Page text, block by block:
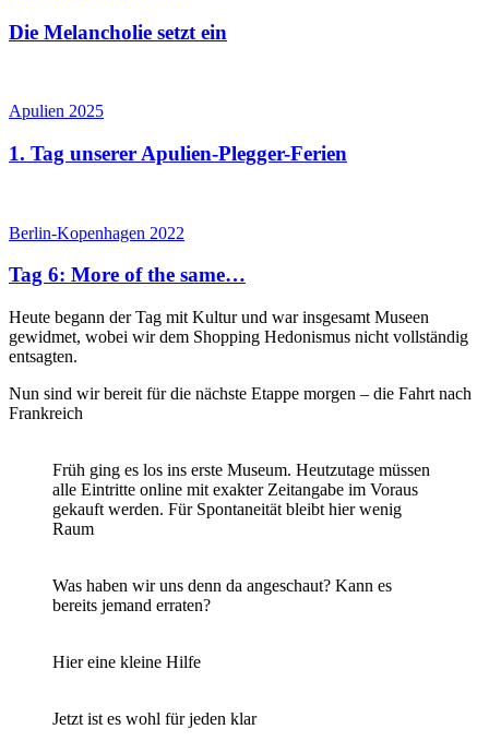
Die Melancholie setzt ein
Apulien 2025
1. Tag unserer Apulien-Plegger-Ferien
Berlin-Kopenhagen 2022
Tag 6: More of the same…
Heute begann der Tag mit Kultur und war insgesamt Museen
gewidmet, wobei wir dem Shopping Hedonismus nicht vollständig
entsagten.
Nun sind wir bereit für die nächste Etappe morgen – die Fahrt nach
Frankreich
Früh ging es los ins erste Museum. Heutzutage müssen
alle Eintritte online mit exakter Zeitangabe im Voraus
gekauft werden. Für Spontaneität bleibt hier wenig
Raum
Was haben wir uns denn da angeschaut? Kann es
bereits jemand erraten?
Hier eine kleine Hilfe
Jetzt ist es wohl für jeden klar